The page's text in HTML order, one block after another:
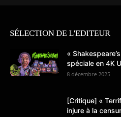
SÉLECTION DE L'EDITEUR
«
spéciale en 4K
8 décembre 2025
[Critique] «
injure à la